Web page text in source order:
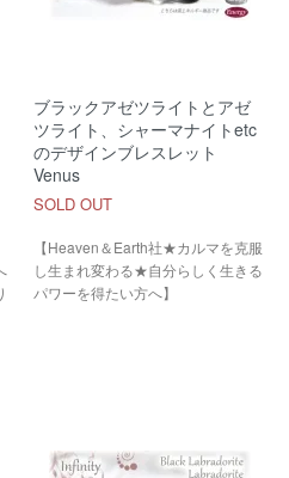
ブラックアゼツライトとアゼ
ツライト、シャーマナイトetc
のデザインブレスレット
Venus
SOLD OUT
【Heaven＆Earth社★カルマを克服
し生まれ変わる★自分らしく生きる
パワーを得たい方へ】